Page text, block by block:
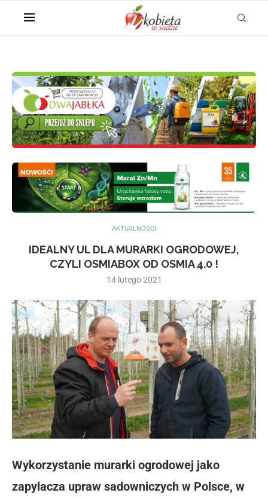
AKTUALNOŚCI
IDEALNY UL DLA MURARKI OGRODOWEJ,
CZYLI OSMIABOX OD OSMIA 4.0 !
14 lutego 2021
Wykorzystanie murarki ogrodowej jako
zapylacza upraw sadowniczych w Polsce, w